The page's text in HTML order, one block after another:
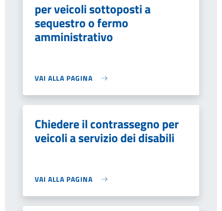
per veicoli sottoposti a
sequestro o fermo
amministrativo
VAI ALLA PAGINA
Chiedere il contrassegno per
veicoli a servizio dei disabili
VAI ALLA PAGINA